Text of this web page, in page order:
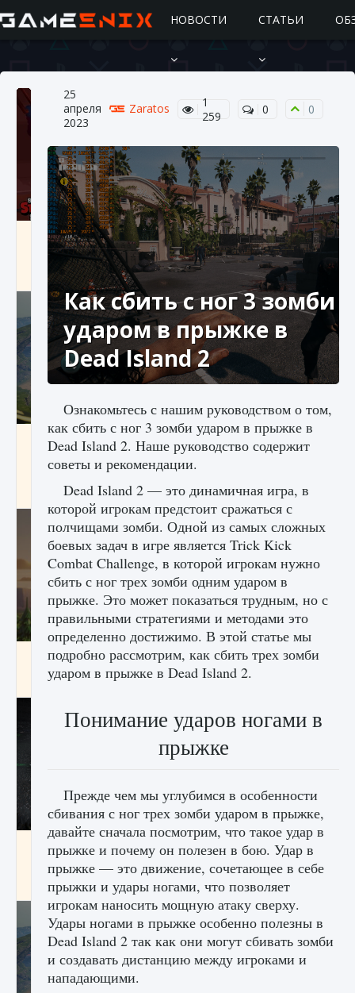
НОВОСТИ СТАТЬИ
Подробное руководство по получению
самоцветов Brawl Stars
10 августа 2024 2 685 1
Как исправить ошибку Palworld «Идет
сохранение мира — Невозможно начать
сохранение данных мира»
9 августа 2024 2 511 0 0
Как заработать медали лиги Clash of Clans
9 августа 2024 2 599 0
лицензии, лиги, команды и стадионы в EA
FC 25
9 августа 2024 2 395 0 2
25
апреля
2023
Zaratos
1
259
0 0
Как сбить с ног 3 зомби
ударом в прыжке в
Dead Island 2
Ознакомьтесь с нашим руководством о том,
как сбить с ног 3 зомби ударом в прыжке в
Dead Island 2. Наше руководство содержит
советы и рекомендации.
Dead Island 2 — это динамичная игра, в
которой игрокам предстоит сражаться с
полчищами зомби. Одной из самых сложных
боевых задач в игре является Trick Kick
Combat Challenge, в которой игрокам нужно
сбить с ног трех зомби одним ударом в
прыжке. Это может показаться трудным, но с
правильными стратегиями и методами это
определенно достижимо. В этой статье мы
подробно рассмотрим, как сбить трех зомби
ударом в прыжке в Dead Island 2.
Понимание ударов ногами в
прыжке
Прежде чем мы углубимся в особенности
сбивания с ног трех зомби ударом в прыжке,
давайте сначала посмотрим, что такое удар в
прыжке и почему он полезен в бою. Удар в
прыжке — это движение, сочетающее в себе
прыжки и удары ногами, что позволяет
игрокам наносить мощную атаку сверху.
Удары ногами в прыжке особенно полезны в
Dead Island 2 так как они могут сбивать зомби
и создавать дистанцию ​​между игроками и
нападающими.